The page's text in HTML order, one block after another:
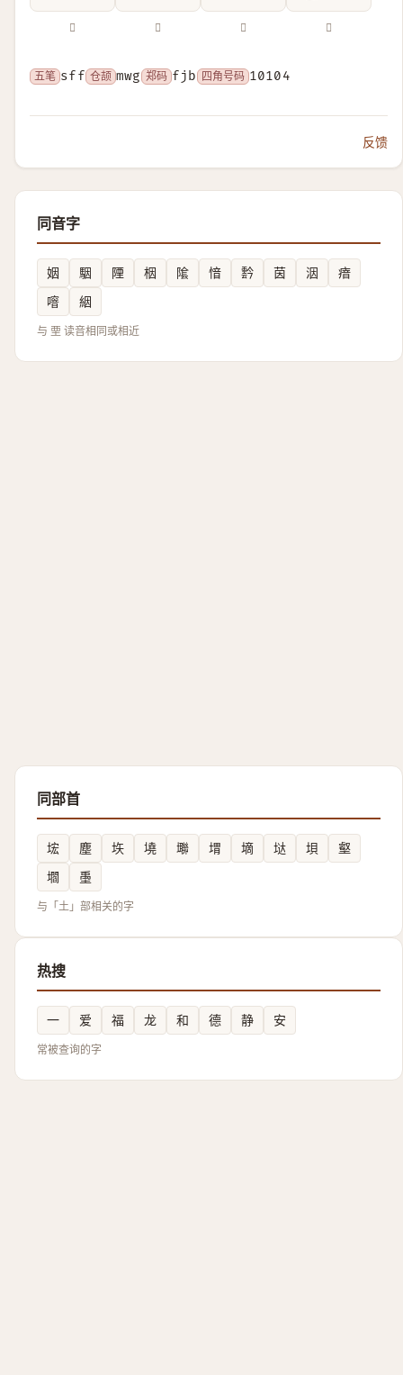
𡎱 𡐲 𡓓 𦦋
五笔 sff 仓颉 mwg 郑码 fjb 四角号码 10104
反馈
同音字
姻 駰 陻 栶 隂 愔 霒 茵 洇
瘖
噾
絪
与 垔 读音相同或相近
同部首
㙆 塵 垁 墝 壣 㙕 墑 垯 垻
壑
壛
㙑
与「土」部相关的字
热搜
一 爱 福 龙 和 德 静 安
常被查询的字